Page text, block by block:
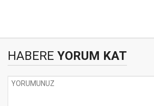
HABERE YORUM KAT